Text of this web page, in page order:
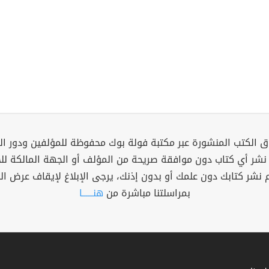
الكتب المنشورة عبر مكتبة فولة بوك محفوظة للمؤلفين ودور
نشر أي كتاب دون موافقة صريحة من المؤلف أو الجهة المالكة
نشر كتابك دون علمك أو بدون إذنك، يرجى الإبلاغ لإيقاف عرض
بمراسلتنا مباشرة من هنــــــا